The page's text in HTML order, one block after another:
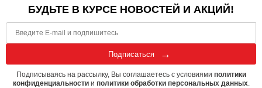
БУДЬТЕ В КУРСЕ НОВОСТЕЙ И АКЦИЙ!
Подписаться
Подписываясь на рассылку, Вы соглашаетесь с условиями политики
конфиденциальностии политики обработки персональных данных.